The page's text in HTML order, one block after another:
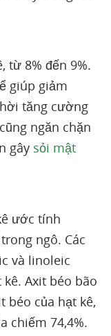
từ 8% đến 9%.
giúp giảm
tăng cường
ngăn chặn
gây sỏi mật
ước tính
ngô. Các
và linoleic
Axit béo bão
béo của hạt kê,
chiếm 74,4%.